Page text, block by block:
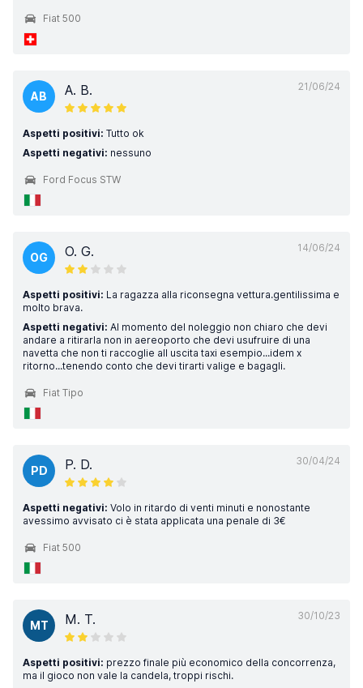
Fiat 500
21/06/24
AB A. B.
Aspetti positivi: Tutto ok
Aspetti negativi: nessuno
Ford Focus STW
14/06/24
OG O. G.
Aspetti positivi: La ragazza alla riconsegna vettura.gentilissima e
molto brava.
Aspetti negativi: Al momento del noleggio non chiaro che devi
andare a ritirarla non in aereoporto che devi usufruire di una
navetta che non ti raccoglie all uscita taxi esempio...idem x
ritorno...tenendo conto che devi tirarti valige e bagagli.
Fiat Tipo
30/04/24
PD P. D.
Aspetti negativi: Volo in ritardo di venti minuti e nonostante
avessimo avvisato ci è stata applicata una penale di 3€
Fiat 500
30/10/23
MT M. T.
Aspetti positivi: prezzo finale più economico della concorrenza,
ma il gioco non vale la candela, troppi rischi.